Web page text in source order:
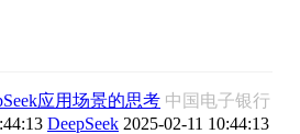
应用场景的思考 中国电子银行
DeepSeek 2025-02-11 10:44:13